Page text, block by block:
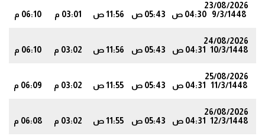
23/08/2026
9/3/1448
04:30 ص 05:43 ص 11:56 ص 03:01 م 06:10 م
24/08/2026
10/3/1448
04:31 ص 05:43 ص 11:56 ص 03:02 م 06:10 م
25/08/2026
11/3/1448
04:31 ص 05:43 ص 11:55 ص 03:02 م 06:09 م
26/08/2026
12/3/1448
04:31 ص 05:43 ص 11:55 ص 03:02 م 06:08 م